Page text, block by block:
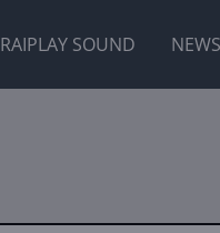
RAIPLAY SOUND NEWS